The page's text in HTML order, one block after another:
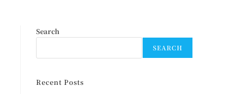
Search
SEARCH
Recent Posts